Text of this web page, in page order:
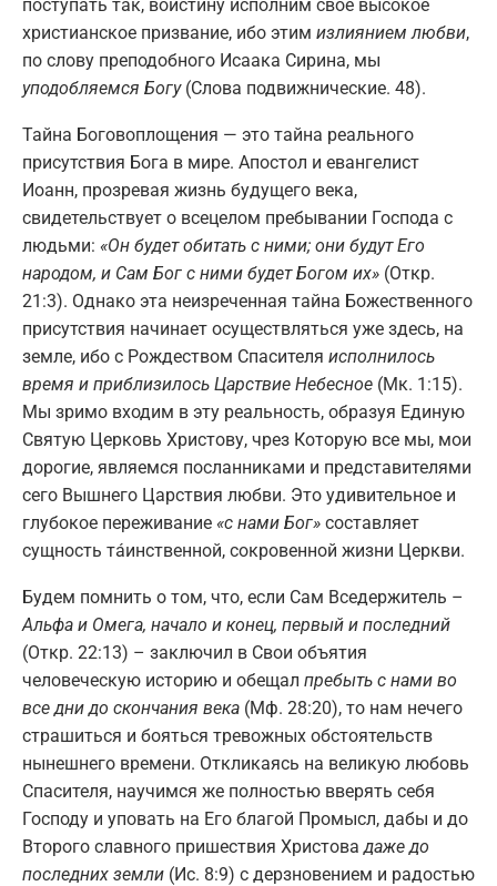
поступать так, воистину исполним свое высокое
христианское призвание, ибо этим излиянием любви,
по слову преподобного Исаака Сирина, мы
уподобляемся Богу(Слова подвижнические. 48).
Тайна Боговоплощения — это тайна реального
присутствия Бога в мире. Апостол и евангелист
Иоанн, прозревая жизнь будущего века,
свидетельствует о всецелом пребывании Господа с
людьми: «Он будет обитать с ними; они будут Его
народом, и Сам Бог с ними будет Богом их» (Откр.
21:3). Однако эта неизреченная тайна Божественного
присутствия начинает осуществляться уже здесь, на
земле, ибо с Рождеством Спасителя исполнилось
время и приблизилось Царствие Небесное (Мк. 1:15).
Мы зримо входим в эту реальность, образуя Единую
Святую Церковь Христову, чрез Которую все мы, мои
дорогие, являемся посланниками и представителями
сего Вышнего Царствия любви. Это удивительное и
глубокое переживание «с нами Бог» составляет
сущность тáинственной, сокровенной жизни Церкви.
Будем помнить о том, что, если Сам Вседержитель –
Альфа и Омега, начало и конец, первый и последний
(Откр. 22:13) – заключил в Свои объятия
человеческую историю и обещал пребыть с нами во
все дни до скончания века (Мф. 28:20), то нам нечего
страшиться и бояться тревожных обстоятельств
нынешнего времени. Откликаясь на великую любовь
Спасителя, научимся же полностью вверять себя
Господу и уповать на Его благой Промысл, дабы и до
Второго славного пришествия Христовадаже до
последних земли (Ис. 8:9) с дерзновением и радостью